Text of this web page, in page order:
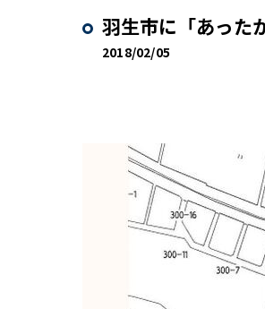
羽生市に「あった
2018/02/05